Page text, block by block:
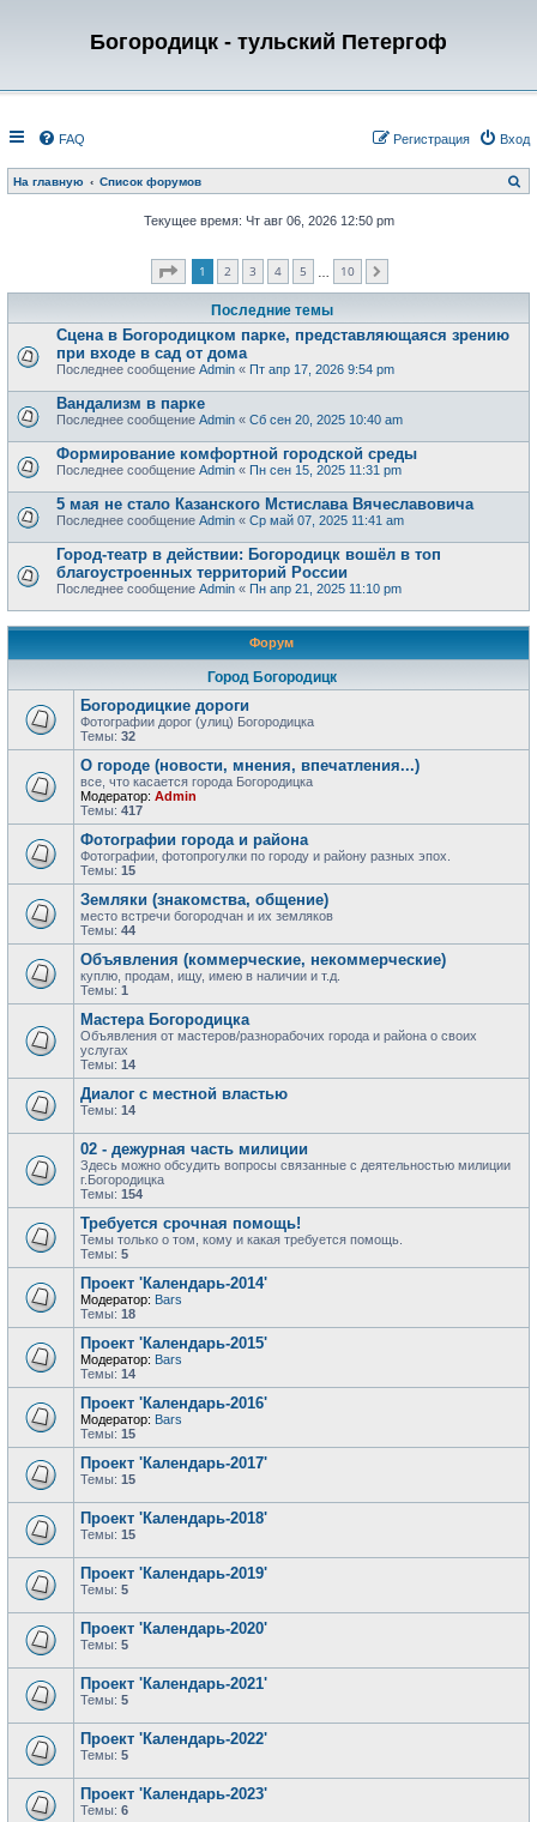
Богородицк - тульский Петергоф
FAQ Вход
Регистрация
На главную Список форумов
о
Текущее время: Чт авг 06, 2026 12:50 pm
Страница из
1 2 3 4 5 10
Последние темы
Сцена в Богородицком парке, представляющаяся зрению
при входе в сад от дома
Последнее сообщение Admin « Пт апр 17, 2026 9:54 pm
Вандализм в парке
Последнее сообщение Admin « Сб сен 20, 2025 10:40 am
Формирование комфортной городской среды
Последнее сообщение Admin « Пн сен 15, 2025 11:31 pm
5 мая не стало Казанского Мстислава Вячеславовича
Последнее сообщение Admin « Ср май 07, 2025 11:41 am
Город-театр в действии: Богородицк вошёл в топ
благоустроенных территорий России
Последнее сообщение Admin « Пн апр 21, 2025 11:10 pm
Форум
Город Богородицк
Богородицкие дороги
Фотографии дорог (улиц) Богородицка
Темы: 32
О городе (новости, мнения, впечатления...)
все, что касается города Богородицка
Модератор: Admin
Темы: 417
Фотографии города и района
Фотографии, фотопрогулки по городу и району разных эпох.
Темы: 15
Земляки (знакомства, общение)
место встречи богородчан и их земляков
Темы: 44
Объявления (коммерческие, некоммерческие)
куплю, продам, ищу, имею в наличии и т.д.
Темы: 1
Мастера Богородицка
Объявления от мастеров/разнорабочих города и района о своих
услугах
Темы: 14
Диалог с местной властью
Темы: 14
02 - дежурная часть милиции
Здесь можно обсудить вопросы связанные с деятельностью милиции
г.Богородицка
Темы: 154
Требуется срочная помощь!
Темы только о том, кому и какая требуется помощь.
Темы: 5
Проект 'Календарь-2014'
Модератор: Bars
Темы: 18
Проект 'Календарь-2015'
Модератор: Bars
Темы: 14
Проект 'Календарь-2016'
Модератор: Bars
Темы: 15
Проект 'Календарь-2017'
Темы: 15
Проект 'Календарь-2018'
Темы: 15
Проект 'Календарь-2019'
Темы: 5
Проект 'Календарь-2020'
Темы: 5
Проект 'Календарь-2021'
Темы: 5
Проект 'Календарь-2022'
Темы: 5
Проект 'Календарь-2023'
Темы: 6